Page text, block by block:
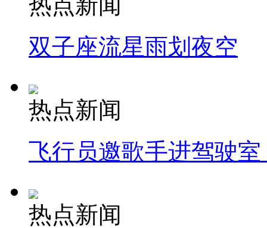
双子座流星雨划夜空
热点新闻
飞行员邀歌手进驾驶
热点新闻